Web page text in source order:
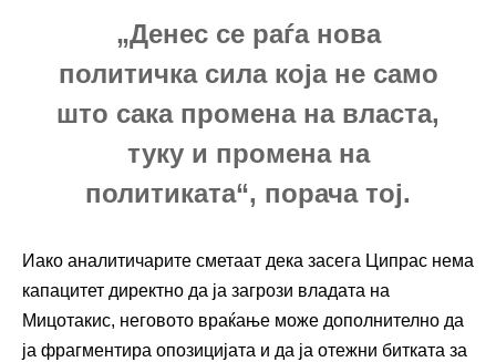
„Денес се раѓа нова
политичка сила која не само
што сака промена на власта,
туку и промена на
политиката“, порача тој.
Иако аналитичарите сметаат дека засега Ципрас нема
капацитет директно да ја загрози владата на
Мицотакис, неговото враќање може дополнително да
ја фрагментира опозицијата и да ја отежни битката за